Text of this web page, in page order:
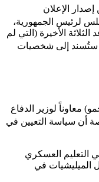
الإعلان
لرئيس الجمهورية،
الأخيرة (التي لم
ستُسند إلى شخصيات
معاوناً لوزير الدفاع
أن سياسة التعيين في
التعليم العسكري
الميليشيات في